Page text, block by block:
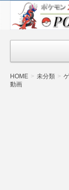
ポケモン
情報まと
『
TIMES』
HOME 未分類
動画